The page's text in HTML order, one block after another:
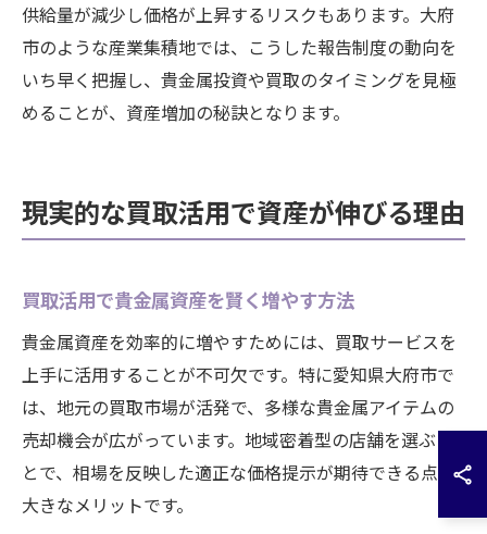
供給量が減少し価格が上昇するリスクもあります。大府
市のような産業集積地では、こうした報告制度の動向を
いち早く把握し、貴金属投資や買取のタイミングを見極
めることが、資産増加の秘訣となります。
現実的な買取活用で資産が伸びる理由
買取活用で貴金属資産を賢く増やす方法
貴金属資産を効率的に増やすためには、買取サービスを
上手に活用することが不可欠です。特に愛知県大府市で
は、地元の買取市場が活発で、多様な貴金属アイテムの
売却機会が広がっています。地域密着型の店舗を選ぶこ
とで、相場を反映した適正な価格提示が期待できる点も
大きなメリットです。